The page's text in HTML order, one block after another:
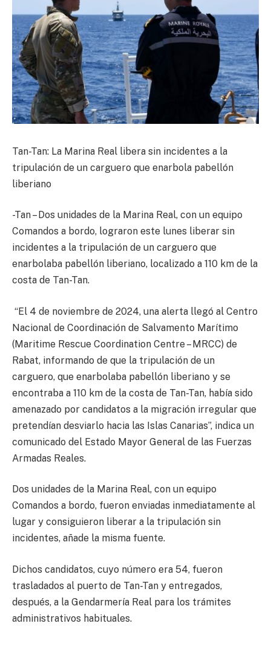
Tan-Tan: La Marina Real libera sin incidentes a la
tripulación de un carguero que enarbola pabellón
liberiano
-Tan – Dos unidades de la Marina Real, con un equipo
Comandos a bordo, lograron este lunes liberar sin
incidentes a la tripulación de un carguero que
enarbolaba pabellón liberiano, localizado a 110 km de la
costa de Tan-Tan.
“El 4 de noviembre de 2024, una alerta llegó al Centro
Nacional de Coordinación de Salvamento Marítimo
(Maritime Rescue Coordination Centre – MRCC) de
Rabat, informando de que la tripulación de un
carguero, que enarbolaba pabellón liberiano y se
encontraba a 110 km de la costa de Tan-Tan, había sido
amenazado por candidatos a la migración irregular que
pretendían desviarlo hacia las Islas Canarias”, indica un
comunicado del Estado Mayor General de las Fuerzas
Armadas Reales.
Dos unidades de la Marina Real, con un equipo
Comandos a bordo, fueron enviadas inmediatamente al
lugar y consiguieron liberar a la tripulación sin
incidentes, añade la misma fuente.
Dichos candidatos, cuyo número era 54, fueron
trasladados al puerto de Tan-Tan y entregados,
después, a la Gendarmería Real para los trámites
administrativos habituales.